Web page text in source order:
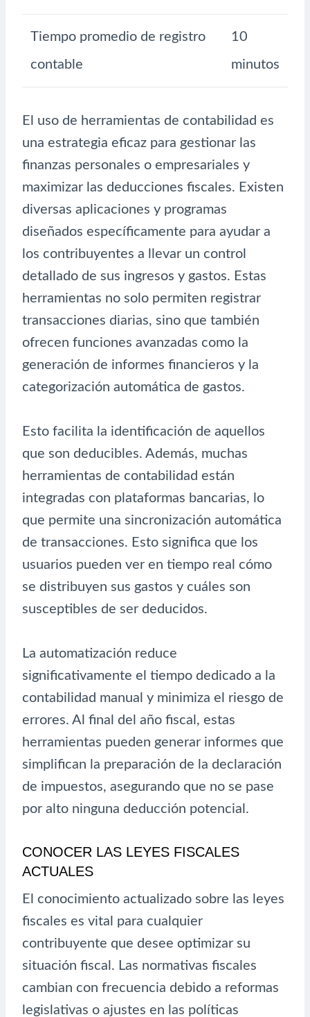
Tiempo promedio de registro
contable
10
minutos
El uso de herramientas de contabilidad es
una estrategia eficaz para gestionar las
finanzas personales o empresariales y
maximizar las deducciones fiscales. Existen
diversas aplicaciones y programas
diseñados específicamente para ayudar a
los contribuyentes a llevar un control
detallado de sus ingresos y gastos. Estas
herramientas no solo permiten registrar
transacciones diarias, sino que también
ofrecen funciones avanzadas como la
generación de informes financieros y la
categorización automática de gastos.
Esto facilita la identificación de aquellos
que son deducibles. Además, muchas
herramientas de contabilidad están
integradas con plataformas bancarias, lo
que permite una sincronización automática
de transacciones. Esto significa que los
usuarios pueden ver en tiempo real cómo
se distribuyen sus gastos y cuáles son
susceptibles de ser deducidos.
La automatización reduce
significativamente el tiempo dedicado a la
contabilidad manual y minimiza el riesgo de
errores. Al final del año fiscal, estas
herramientas pueden generar informes que
simplifican la preparación de la declaración
de impuestos, asegurando que no se pase
por alto ninguna deducción potencial.
CONOCER LAS LEYES FISCALES
ACTUALES
El conocimiento actualizado sobre las leyes
fiscales es vital para cualquier
contribuyente que desee optimizar su
situación fiscal. Las normativas fiscales
cambian con frecuencia debido a reformas
legislativas o ajustes en las políticas